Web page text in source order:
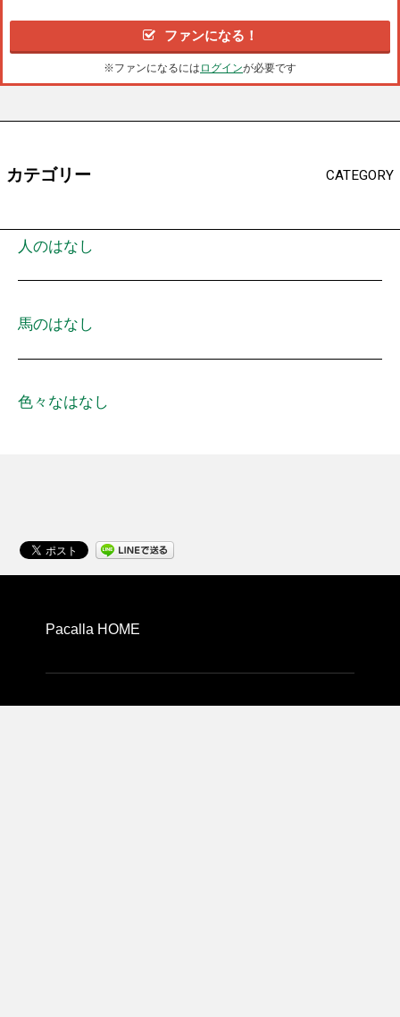
ファンになる！
※ファンになるには ログインが必要です
カテゴリー CATEGORY
人のはなし
馬のはなし
色々なはなし
Pacalla HOME